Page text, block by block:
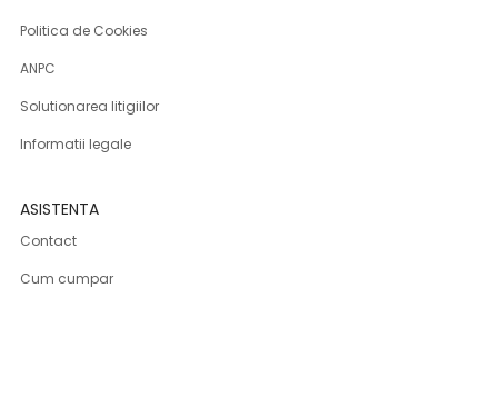
Politica de Cookies
ANPC
Solutionarea litigiilor
Informatii legale
ASISTENTA
Contact
Cum cumpar